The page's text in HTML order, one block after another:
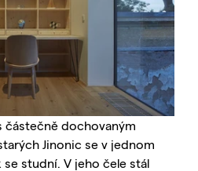
částečně dochovaným
Jinonic se v jednom
studní. V jeho čele stál